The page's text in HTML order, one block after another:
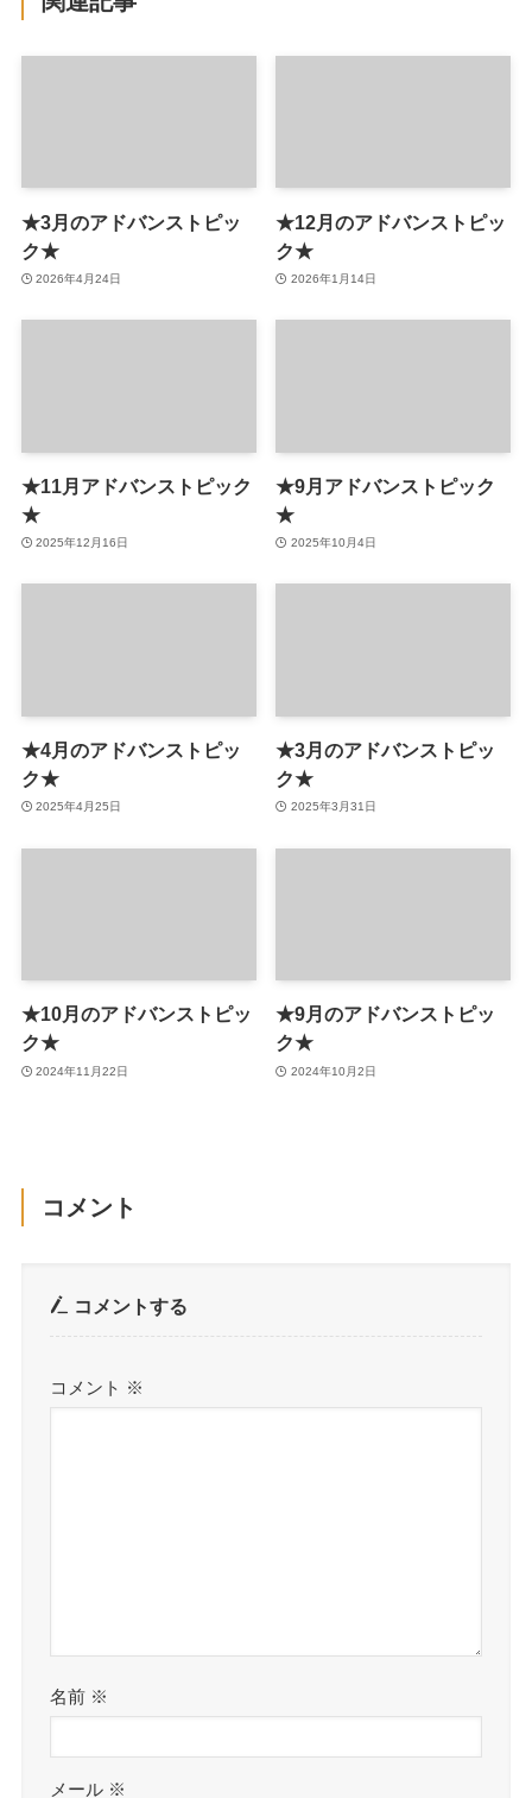
★3月のアドバンストピッ
ク★
2026年4月24日
★12月のアドバンストピッ
ク★
2026年1月14日
★11月アドバンストピック
★
2025年12月16日
★9月アドバンストピック
★
2025年10月4日
★4月のアドバンストピッ
ク★
2025年4月25日
★3月のアドバンストピッ
ク★
2025年3月31日
★10月のアドバンストピッ
ク★
2024年11月22日
★9月のアドバンストピッ
ク★
2024年10月2日
コメント
コメントする
コメント ※
名前 ※
メール ※